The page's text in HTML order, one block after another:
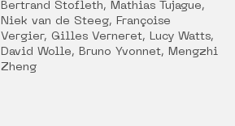
Bertrand Stofleth, Mathias Tujague,
Niek van de Steeg, Françoise
Vergier, Gilles Verneret, Lucy Watts,
David Wolle, Bruno Yvonnet, Mengzhi
Zheng